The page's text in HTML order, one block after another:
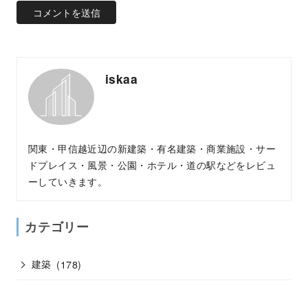
iskaa
関東・甲信越近辺の新建築・有名建築・商業施設・サー
ドプレイス・風景・公園・ホテル・道の駅などをレビュ
ーしていきます。
カテゴリー
建築 (178)